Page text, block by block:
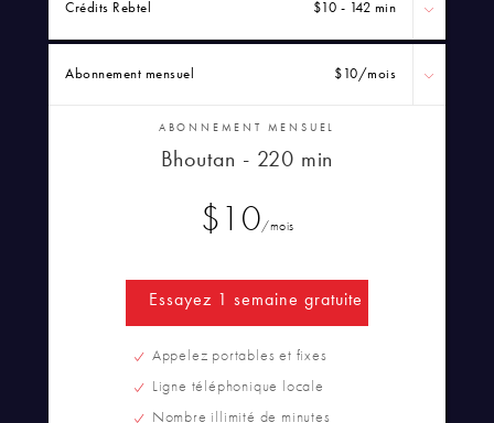
Crédits Rebtel $10 - 142 min
Abonnement mensuel $10/mois
ABONNEMENT MENSUEL
Bhoutan - 220 min
$10/mois
Essayez 1 semaine gratuite
Appelez portables et fixes
Ligne téléphonique locale
Nombre illimité de minutes